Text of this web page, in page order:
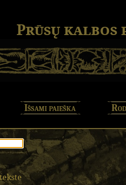
Prūsų kalbos
Išsami paieška